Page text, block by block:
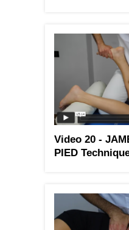
Video 20 -
PIED